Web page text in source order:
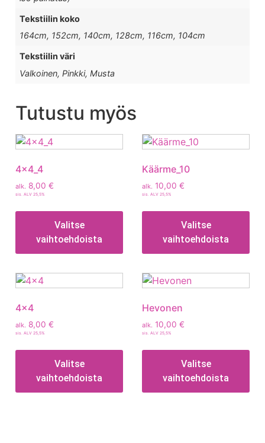
Tekstiilin koko
164cm, 152cm, 140cm, 128cm, 116cm, 104cm
Tekstiilin väri
Valkoinen, Pinkki, Musta
Tutustu myös
4x4_4
alk. 8,00 €
sis. ALV 25,5%
Valitse
vaihtoehdoista
Käärme_10
alk. 10,00 €
sis. ALV 25,5%
Valitse
vaihtoehdoista
4×4
alk. 8,00 €
sis. ALV 25,5%
Valitse
vaihtoehdoista
Hevonen
alk. 10,00 €
sis. ALV 25,5%
Valitse
vaihtoehdoista